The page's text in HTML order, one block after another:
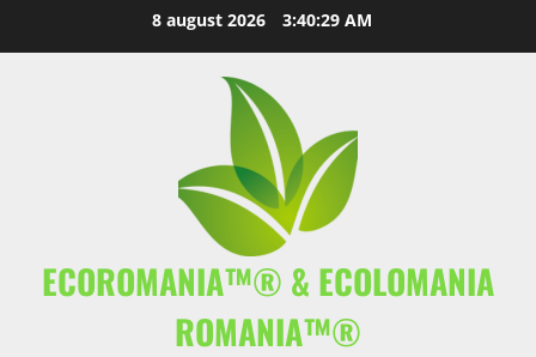
8 august 2026 3:40:30 AM
ECOROMANIA™® & ECOLOMANIA
ROMANIA™®